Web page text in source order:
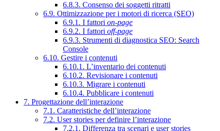
6.8.3. Consenso dei soggetti ritratti
6.9. Ottimizzazione per i motori di ricerca (SEO)
6.9.1. I fattori on-page
6.9.2. I fattori off-page
6.9.3. Strumenti di diagnostica SEO: Search
Console
6.10. Gestire i contenuti
6.10.1. L’inventario dei contenuti
6.10.2. Revisionare i contenuti
6.10.3. Migrare i contenuti
6.10.4. Pubblicare i contenuti
7. Progettazione dell’interazione
7.1. Caratteristiche dell’interazione
7.2. User stories per definire l’interazione
7.2.1. Differenza tra scenari e user stories